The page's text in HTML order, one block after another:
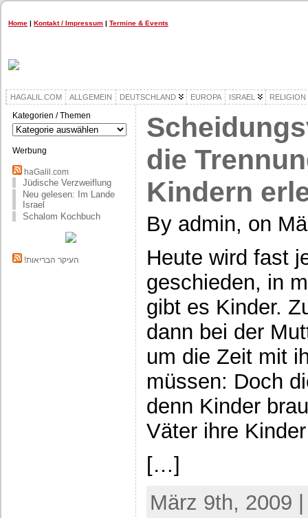
Home | Kontakt / Impressum | Termine & Events
HAGALIL.COM ALLGEMEIN DEUTSCHLAND EUROPA ISRAEL RELIGION
Kategorien / Themen
Kategorien
/
Themen
Werbung
haGalil.com
Jüdische Verzweiflung
Neu gelesen: Im Lande
Israel
Schalom Kochbuch
!העיקר הבריאות
die
Kindern
By admin, on
Heute wird fast
geschieden, in
gibt es Kinder.
dann bei der
um die Zeit mit
müssen: Doch
denn Kinder
Väter ihre
[…]
März 9th, 2009